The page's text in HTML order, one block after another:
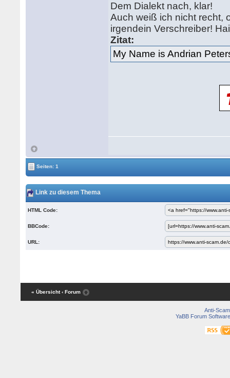
Dem Dialekt nach, klar!
Auch weiß ich nicht recht,
irgendein Verschreiber!
Zitat:
My Name is Andrian
Seiten: 1
Link zu diesem Thema
HTML Code:
BBCode:
URL:
« Übersicht ‹ Forum
Anti-Scam
YaBB Forum Software